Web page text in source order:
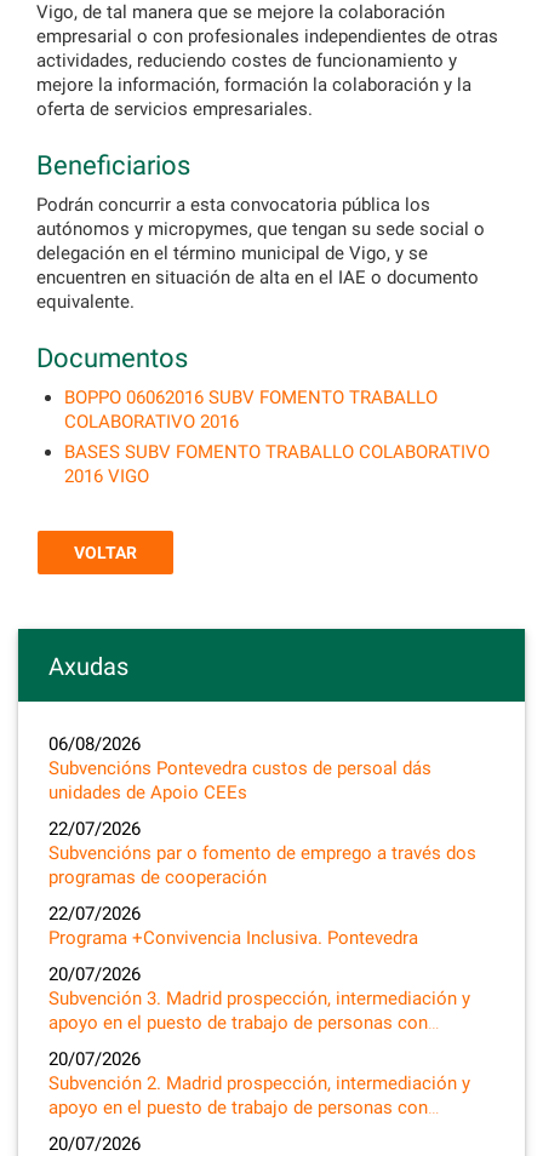
Vigo, de tal manera que se mejore la colaboración
empresarial o con profesionales independientes de otras
actividades, reduciendo costes de funcionamiento y
mejore la información, formación la colaboración y la
oferta de servicios empresariales.
Beneficiarios
Podrán concurrir a esta convocatoria pública los
autónomos y micropymes, que tengan su sede social o
delegación en el término municipal de Vigo, y se
encuentren en situación de alta en el IAE o documento
equivalente.
Documentos
BOPPO 06062016 SUBV FOMENTO TRABALLO
COLABORATIVO 2016
BASES SUBV FOMENTO TRABALLO COLABORATIVO
2016 VIGO
VOLTAR
Axudas
06/08/2026
Subvencións Pontevedra custos de persoal dás
unidades de Apoio CEEs
22/07/2026
Subvencións par o fomento de emprego a través dos
programas de cooperación
22/07/2026
Programa +Convivencia Inclusiva. Pontevedra
20/07/2026
Subvención 3. Madrid prospección, intermediación y
apoyo en el puesto de trabajo de personas con…
20/07/2026
Subvención 2. Madrid prospección, intermediación y
apoyo en el puesto de trabajo de personas con…
20/07/2026